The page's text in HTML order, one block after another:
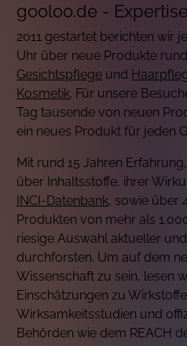
gooloo.de -
2011 gestartet berichten wir
Uhr über neue Produkte
Gesichtspflege und
Kosmetik. Für unsere
Tag tausende von neuen
ein neues Produkt für jeden
Mit rund 15 Jahren
über Inhaltsstoffe, ihrer
INCI-Datenbank, sowie über
Produkten von mehr als
riesige Auswahl aktueller
durchforsten. Um auf dem
Wissenschaft zu sein, lesen
Einschätzungen zu
Wirksamkeitsstudien und
Behörden wie dem REACH